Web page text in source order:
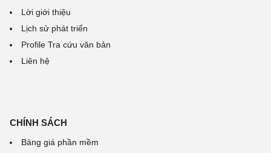
Lời giới thiệu
Lịch sử phát triển
Profile Tra cứu văn bản
Liên hệ
CHÍNH SÁCH
Bảng giá phần mềm